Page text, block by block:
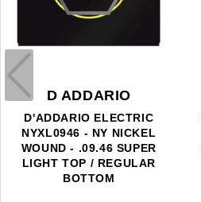
D ADDARIO
D'ADDARIO ELECTRIC
NYXL0946 - NY NICKEL
WOUND - .09.46 SUPER
LIGHT TOP / REGULAR
BOTTOM